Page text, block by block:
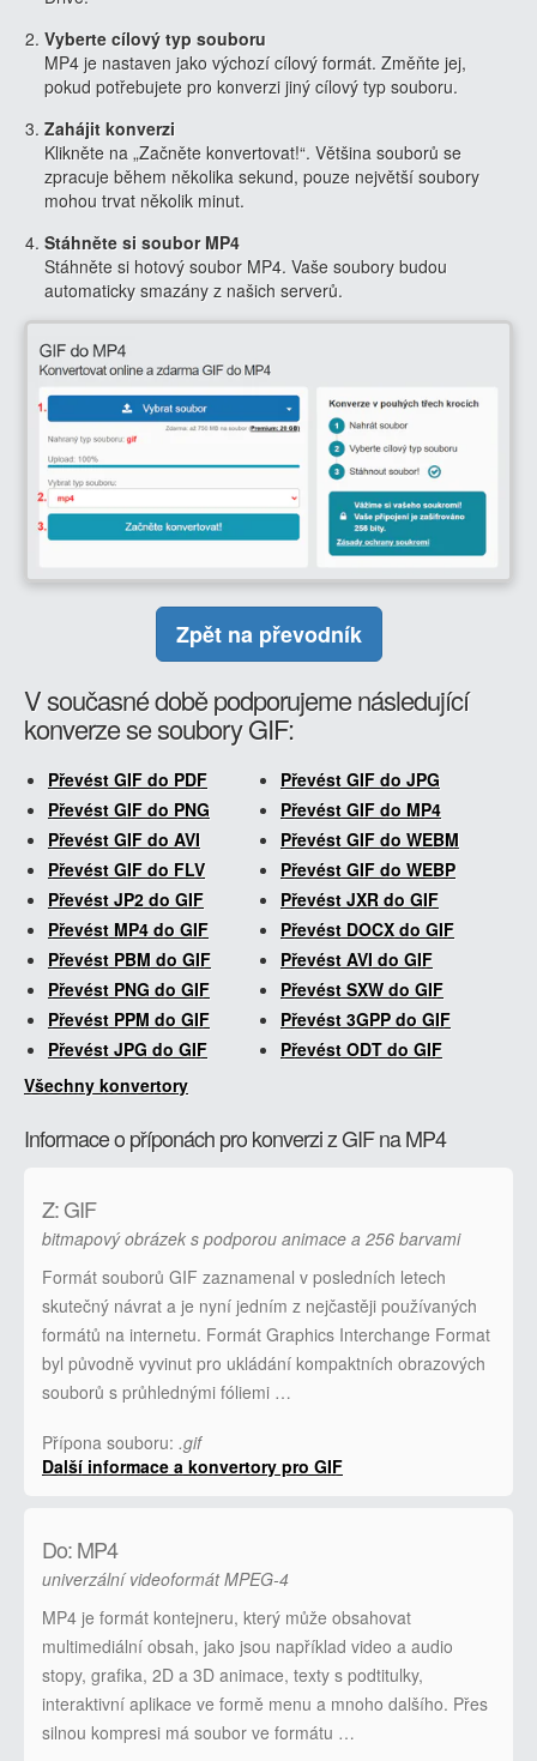
Vyberte cílový typ souboru
MP4 je nastaven jako výchozí cílový formát. Změňte jej,
pokud potřebujete pro konverzi jiný cílový typ souboru.
Zahájit konverzi
Klikněte na „Začněte konvertovat!“. Většina souborů se
zpracuje během několika sekund, pouze největší soubory
mohou trvat několik minut.
Stáhněte si soubor MP4
Stáhněte si hotový soubor MP4. Vaše soubory budou
automaticky smazány z našich serverů.
Zpět na převodník
V současné době podporujeme následující
konverze se soubory GIF:
Převést GIF do PDF
Převést GIF do JPG
Převést GIF do PNG
Převést GIF do MP4
Převést GIF do AVI
Převést GIF do WEBM
Převést GIF do FLV
Převést GIF do WEBP
Převést JP2 do GIF
Převést JXR do GIF
Převést MP4 do GIF
Převést DOCX do GIF
Převést PBM do GIF
Převést AVI do GIF
Převést PNG do GIF
Převést SXW do GIF
Převést PPM do GIF
Převést 3GPP do GIF
Převést JPG do GIF
Převést ODT do GIF
Všechny konvertory
Informace o příponách pro konverzi z GIF na MP4
Z: GIF
bitmapový obrázek s podporou animace a 256 barvami
Formát souborů GIF zaznamenal v posledních letech
skutečný návrat a je nyní jedním z nejčastěji používaných
formátů na internetu. Formát Graphics Interchange Format
byl původně vyvinut pro ukládání kompaktních obrazových
souborů s průhlednými fóliemi …
Přípona souboru: .gif
Další informace a konvertory pro GIF
Do: MP4
univerzální videoformát MPEG-4
MP4 je formát kontejneru, který může obsahovat
multimediální obsah, jako jsou například video a audio
stopy, grafika, 2D a 3D animace, texty s podtitulky,
interaktivní aplikace ve formě menu a mnoho dalšího. Přes
silnou kompresi má soubor ve formátu …